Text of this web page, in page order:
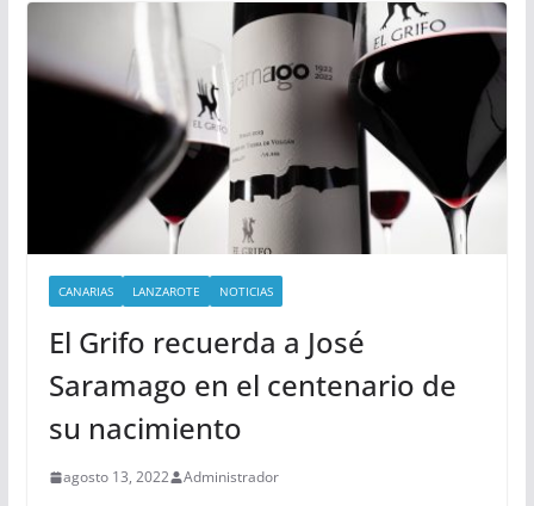
CANARIAS LANZAROTE NOTICIAS
El Grifo recuerda a José
Saramago en el centenario de
su nacimiento
agosto 13, 2022 Administrador